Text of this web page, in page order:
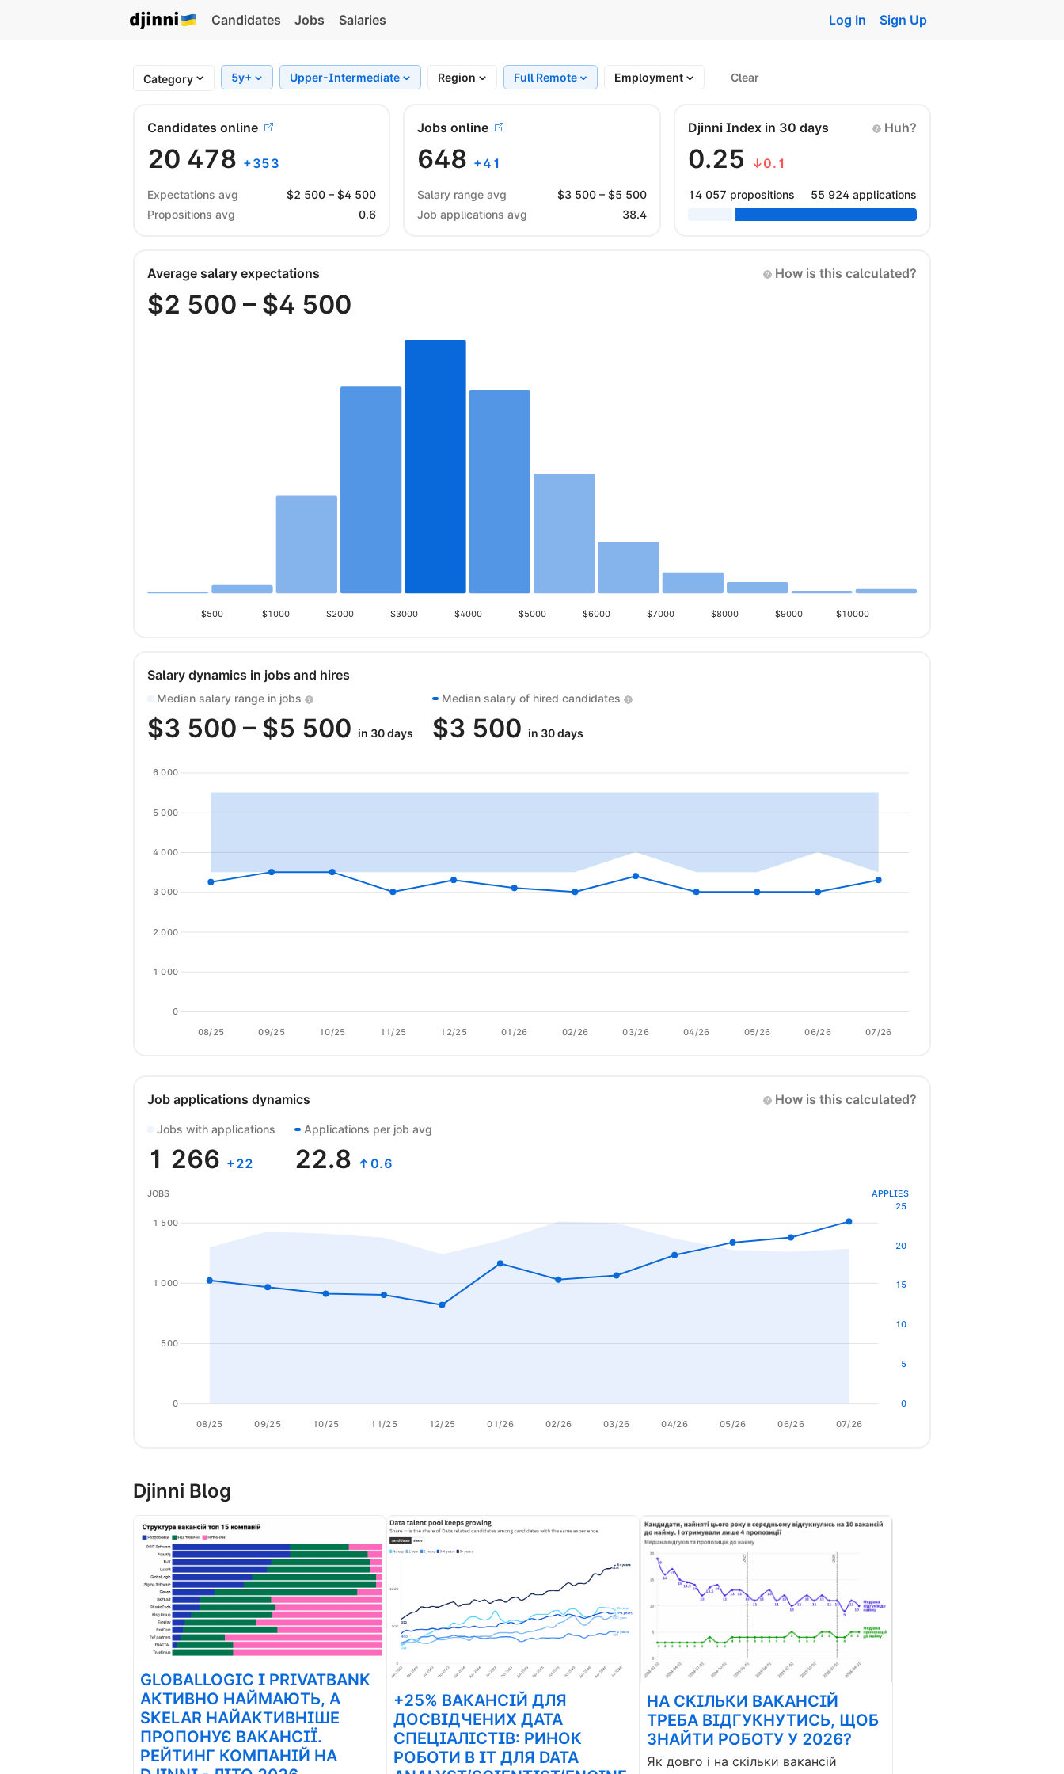
Candidates Jobs Salaries Log In Sign Up
Category 5y+ Upper-Intermediate Region Full Remote Employment Clear
Candidates online
20 478 +353
Expectations avg $2 500 – $4 500
Propositions avg
0.6
Jobs online
648 +41
Salary range avg $3 500– $5 500
Job applications avg
38.4
Djinni Index in 30 days Huh?
0.25 ↓0.1
14 057 propositions 55 924 applications
Average salary expectations How is this calculated?
$2 500 – $4 500
$500 $1000 $2000 $3000 $4000 $5000 $6000 $7000 $8000 $9000 $10000
Salary dynamics in jobs and hires
Median salary range in jobs
$3 500 – $5 500 in 30 days
Median salary of hired candidates
$3 500 in 30 days
08/25 09/25 10/25 11/25 12/25 01/26 02/26 03/26 04/26 05/26 06/26 07/26
0
1 000
2 000
3 000
4 000
5 000
6 000
Job applications dynamics How is this calculated?
Jobs with applications
1 266 +22
Applications per job avg
22.8 ↑0.6
08/25 09/25 10/25 11/25 12/25 01/26 02/26 03/26 04/26 05/26 06/26 07/26
0
500
1 000
1 500
0
5
10
15
20
25
JOBS APPLIES
Djinni Blog
GLOBALLOGIC І PRIVATBANK
АКТИВНО НАЙМАЮТЬ, А
SKELAR НАЙАКТИВНІШЕ
ПРОПОНУЄ ВАКАНСІЇ.
РЕЙТИНГ КОМПАНІЙ НА
+25% ВАКАНСІЙ ДЛЯ
ДОСВІДЧЕНИХ ДАТА
СПЕЦІАЛІСТІВ: РИНОК
РОБОТИ В ІТ ДЛЯ DATA
НА СКІЛЬКИ ВАКАНСІЙ
ТРЕБА ВІДГУКНУТИСЬ, ЩОБ
ЗНАЙТИ РОБОТУ У 2026?
Як довго і на скільки вакансій